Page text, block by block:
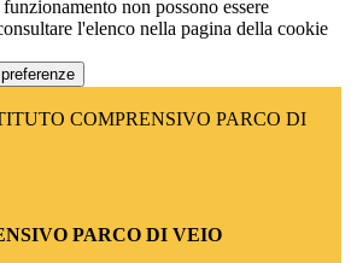
non possono essere
l'elenco nella pagina della cookie
COMPRENSIVO PARCO DI
PARCO DI VEIO